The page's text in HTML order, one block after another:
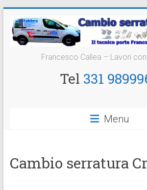
contenuto
Cambio
Serratura
Francesco Callea – Lavori
Tel 331
Menu
Cambio serratura